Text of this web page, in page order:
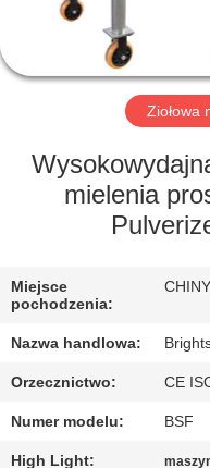
O
NAS
WYCIECZKA
FABRYCE
KONTROLA
JAKOŚCI
SKONTAKTUJ
SIĘ
Ziołowa
mielenia
Miejsce
pochodzenia:
CHINY
Nazwa handlowa:
Orzecznictwo: CE
Numer modelu: BSF
High Light: